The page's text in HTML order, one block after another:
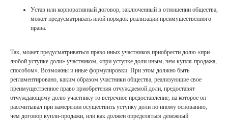
Устав или корпоративный договор, заключенный в отношении общества,
может предусматривать иной порядок реализации преимущественного
права.
Так, может предусматриваться право иных участников приобрести долю «при
любой уступке доли» участником, «при уступке доли иным, чем купля-продажа,
способом». Возможны и иные формулировки. При этом должно быть
регламентировано, каким образом участники общества, реализующие свое
преимущественное право приобретения отчуждаемой доли, предоставят
отчуждающему долю участнику то встречное предоставление, на которое он
рассчитывал при намерении осуществить уступку доли по иному основанию,
чем договор купли-продажи, или как должен определяться денежный